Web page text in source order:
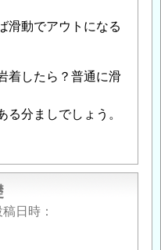
滑動でアウトになる
着したら？普通に滑
る分ましでしょう。
稿日時